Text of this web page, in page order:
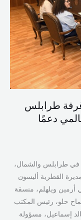
طرابلس
دعمًا
في طرابلس والشمال،
القطرية أليسون
أرمين ويلهلم، منسقة
حلو، رئيس المكتب
إسماعيل، مسؤولة